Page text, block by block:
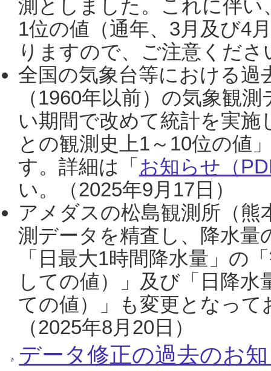
測としました。これに伴い
1位の値（通年、3月及び4
りますので、ご注意くだ
全国の気象台等における過
（1960年以前）の気象観
い期間で改めて統計を実
との観測史上1～10位の値
す。詳細は「 お知らせ（
い。（2025年9月17日）
アメダスの松島観測所（熊
測データを精査し、降水
「日最大1時間降水量」の
しての値）」及び「日降
ての値）」も変更となっ
（2025年8月20日）
データ修正の過去のお